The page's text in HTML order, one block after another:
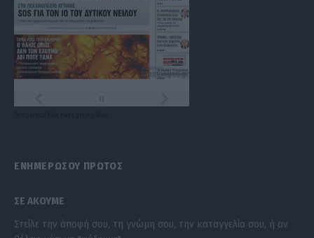
ΕΝΗΜΕΡΩΣΟΥ ΠΡΩΤΟΣ
ΣΕ ΑΚΟΥΜΕ
Στείλε την άποψή σου, τη γνώμη σου, την καταγγελία σου, ή αν